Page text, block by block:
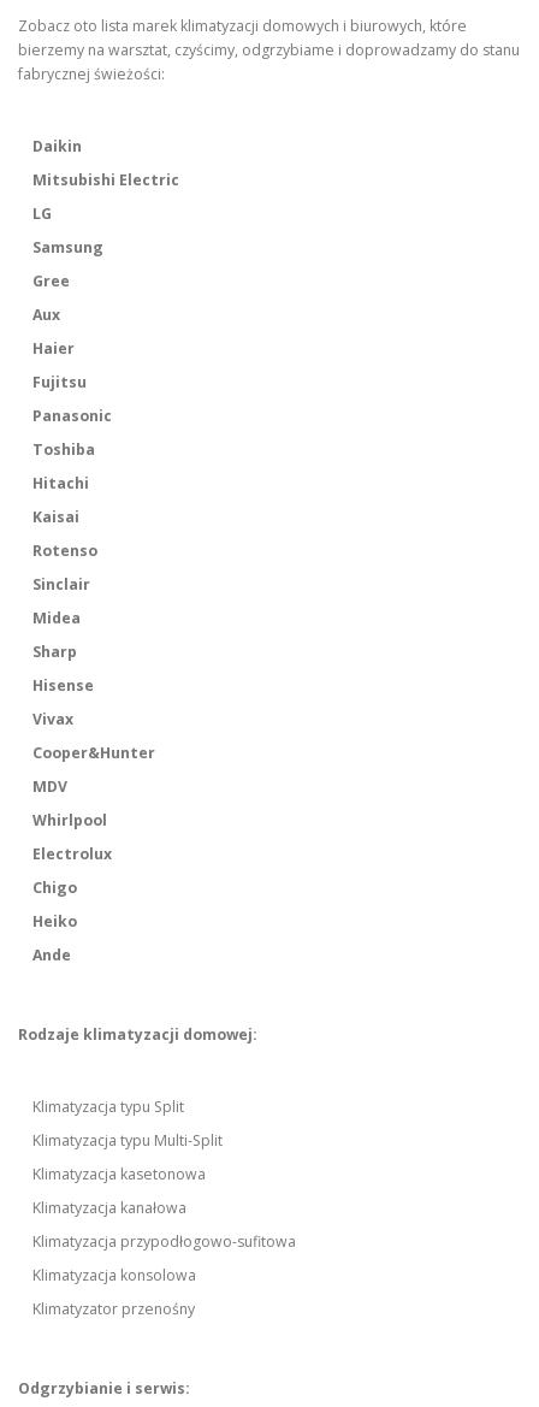
Zobacz oto lista marek klimatyzacji domowych i biurowych, które
bierzemy na warsztat, czyścimy, odgrzybiame i doprowadzamy do stanu
fabrycznej świeżości:
Daikin
Mitsubishi Electric
LG
Samsung
Gree
Aux
Haier
Fujitsu
Panasonic
Toshiba
Hitachi
Kaisai
Rotenso
Sinclair
Midea
Sharp
Hisense
Vivax
Cooper&Hunter
MDV
Whirlpool
Electrolux
Chigo
Heiko
Ande
Rodzaje klimatyzacji domowej:
Klimatyzacja typu Split
Klimatyzacja typu Multi-Split
Klimatyzacja kasetonowa
Klimatyzacja kanałowa
Klimatyzacja przypodłogowo-sufitowa
Klimatyzacja konsolowa
Klimatyzator przenośny
Odgrzybianie i serwis: